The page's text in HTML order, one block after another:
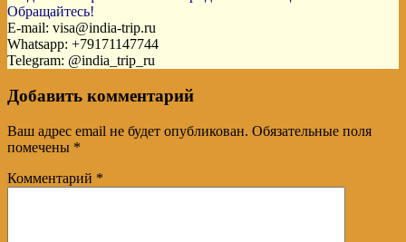
Обращайтесь!
E-mail: visa@india-trip.ru
Whatsapp: +79171147744
Telegram: @india_trip_ru
Добавить комментарий
Ваш адрес email не будет опубликован. Обязательные поля
помечены *
Комментарий *